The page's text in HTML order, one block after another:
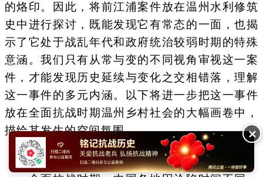
的烙印。因此，将前江浦案件放在温州水利修筑
史中进行探讨，既能发现它有常态的一面，也揭
示了它处于战乱年代和政府统治较弱时期的特殊
意涵。我们只有从常与变的不同视角审视这一案
件，才能发现历史延续与变化之交相错落，理解
这一事件的多元内涵。以下将进一步把这一事件
放在全面抗战时期温州乡村社会的大幅画卷中，
描绘其发生的空间氛围。
三、 战时浙南的农业与水利
✕